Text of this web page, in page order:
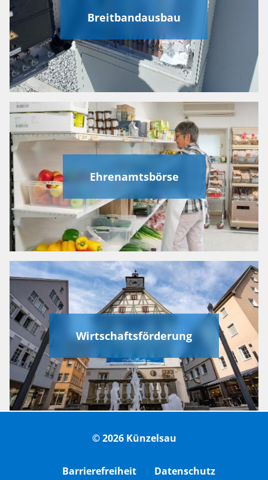
Breitbandausbau
Ehrenamtsbörse
Wirtschaftsförderung
© 2026 Künzelsau
Barrierefreiheit
Datenschutz